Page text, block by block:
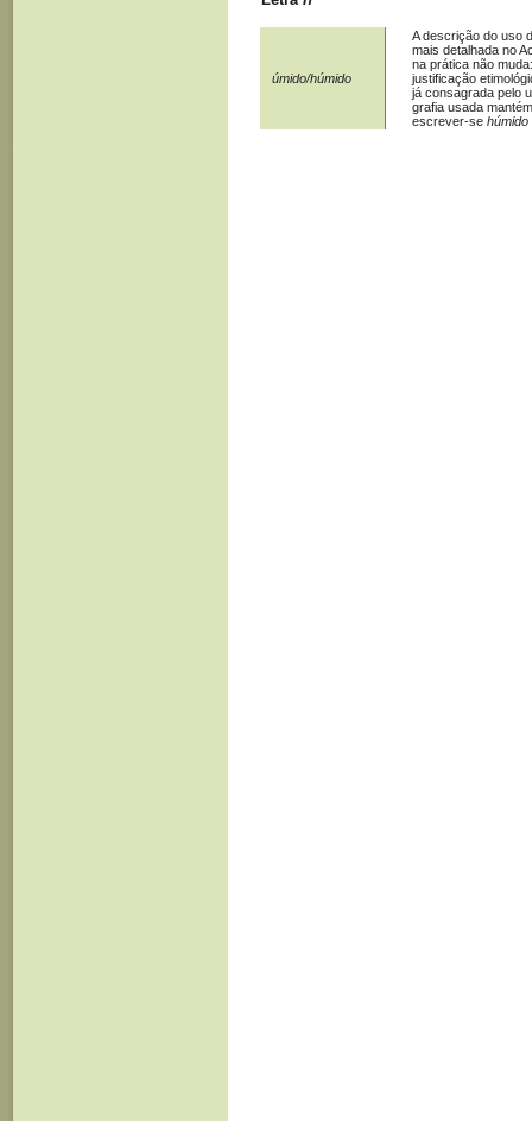
úmido/húmido
A descrição do uso
mais detalhada no
na prática não
justificação
já consagrada pelo
grafia usada
escrever-se húmido